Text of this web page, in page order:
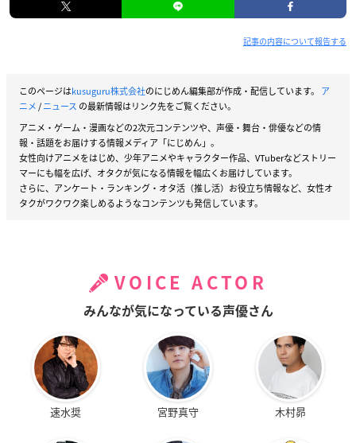
記事の内容について報告する
このページはkusuguru株式会社のにじめん編集部が作成・配信しています。 ア
ニメ/ニュース の最新情報はリンク先をご覧ください。
アニメ・ゲーム・漫画などの2次元コンテンツや、声優・舞台・俳優などの情
報・話題をお届けする情報メディア「にじめん」。
女性向けアニメをはじめ、少年アニメやキャラクター作品、VTuberなどストリー
マーにも幅を広げ、オタクが気になる情報を幅広くお届けしています。
さらに、アンケート・ランキング・オタ活（推し活）お役立ち情報など、女性オ
タクがワクワク楽しめるようなコンテンツも発信しています。
VOICE ACTOR
みんなが気になっている声優さん
速水奨 宮野真守 木村昴